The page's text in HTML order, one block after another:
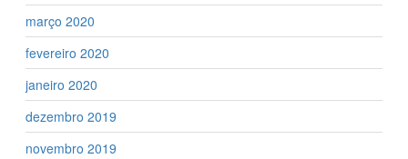
março 2020
fevereiro 2020
janeiro 2020
dezembro 2019
novembro 2019